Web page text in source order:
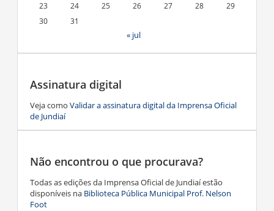
23
24 25 26 27 28
29
30
31
« jul
Assinatura digital
Veja como Validar a assinatura digital da Imprensa Oficial
de Jundiaí
Não encontrou o que procurava?
Todas as edições da Imprensa Oficial de Jundiaí estão
disponíveis na Biblioteca Pública Municipal Prof. Nelson
Foot